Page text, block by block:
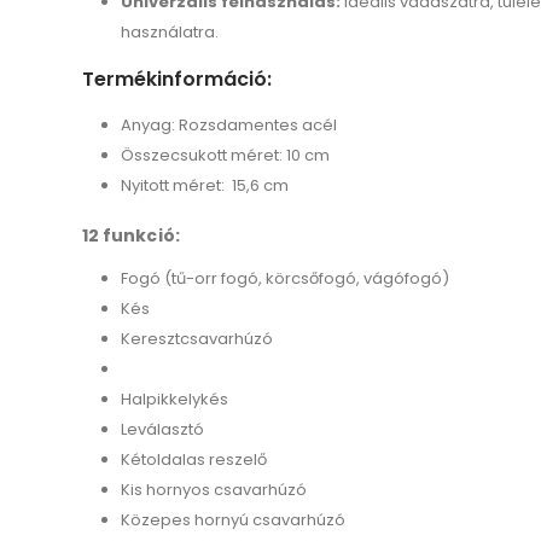
használatra.
Termékinformáció:
Anyag: Rozsdamentes acél
Összecsukott méret: 10 cm
Nyitott méret: 15,6 cm
12 funkció:
Fogó (tű-orr fogó, körcsőfogó, vágófogó)
Kés
Keresztcsavarhúzó
Halpikkelykés
Leválasztó
Kétoldalas reszelő
Kis hornyos csavarhúzó
Közepes hornyú csavarhúzó